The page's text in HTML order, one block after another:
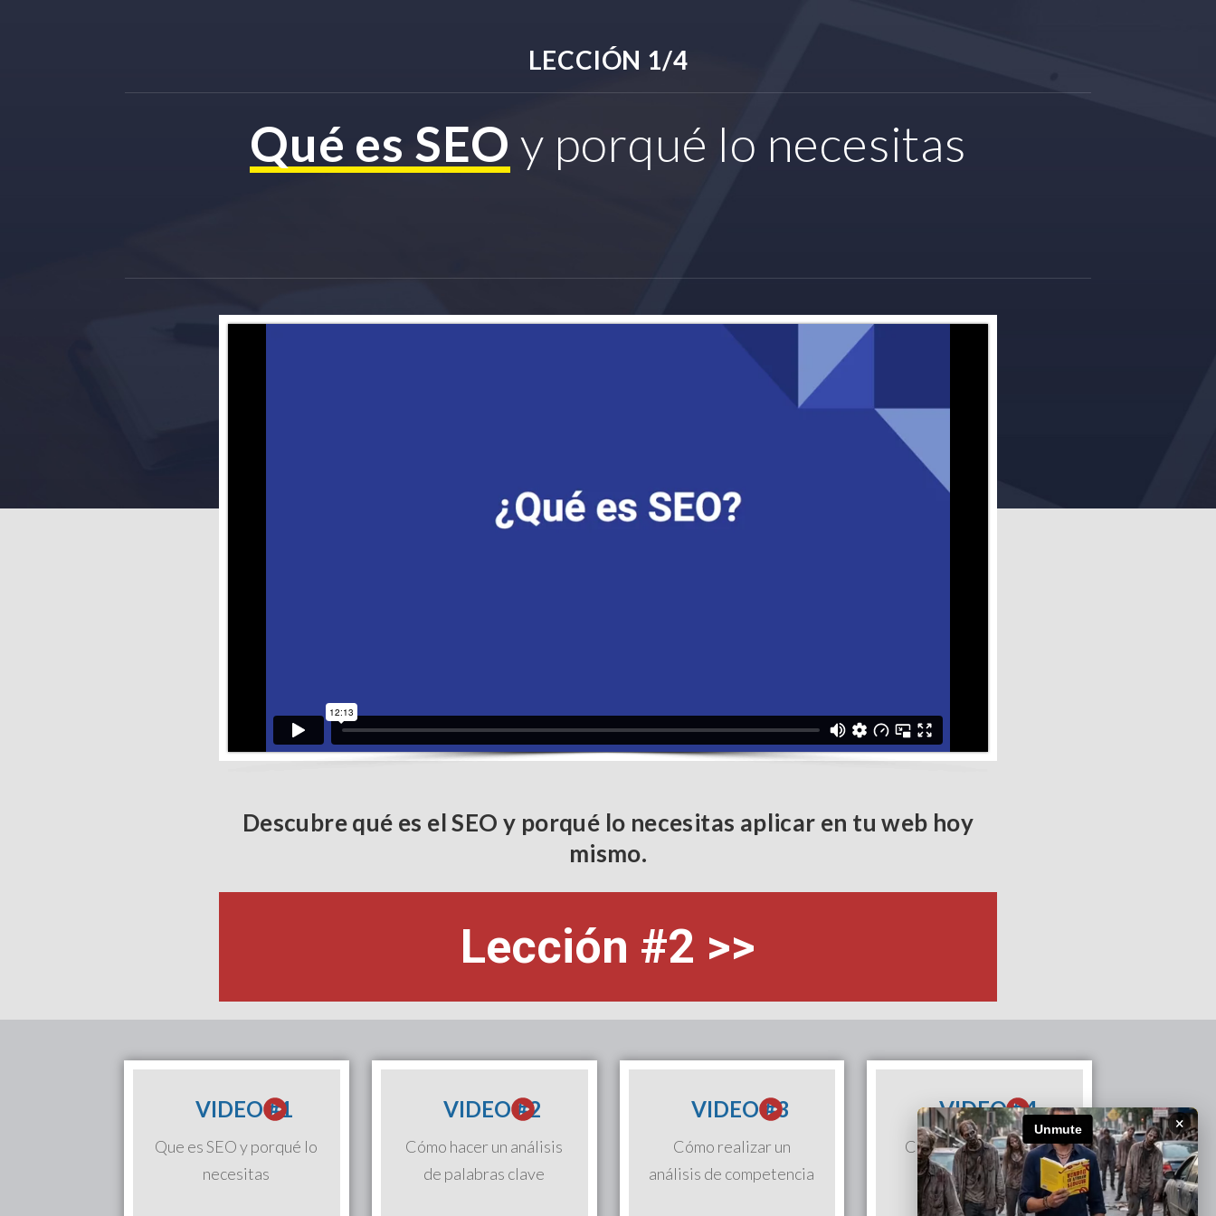
LECCIÓN 1/4
Qué es SEO y porqué lo necesitas
Descubre qué es el SEO y porqué lo necesitas aplicar en tu web hoy
mismo.
Lección #2 >>
VIDEO #1
Que es SEO y porqué lo
necesitas
VIDEO #2
Cómo hacer un análisis
de palabras clave
VIDEO #3
Cómo realizar un
análisis de competencia
VIDEO #4
Cómo escribir el post
perfecto
×